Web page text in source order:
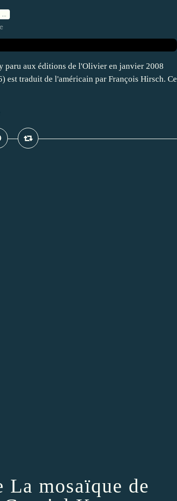
paru aux éditions de l'Olivier en janvier 2008
est traduit de l'américain par François Hirsch. Ce
mosaïque de